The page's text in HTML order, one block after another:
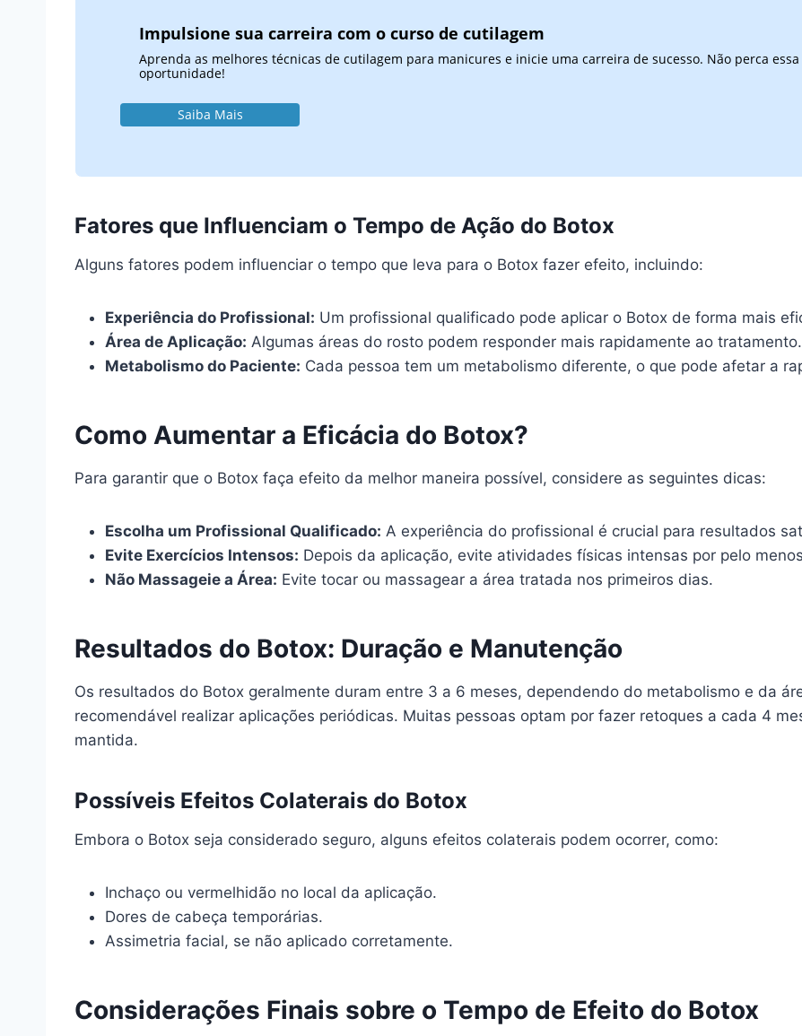
Impulsione sua carreira com o curso de cutilagem
Aprenda as melhores técnicas de cutilagem para manicures e inicie uma carreira de sucesso. Não perca essa
oportunidade!
Saiba Mais
Fatores que Influenciam o Tempo de Ação do Botox
Alguns fatores podem influenciar o tempo que leva para o Botox fazer efeito, incluindo:
Experiência do Profissional: Um profissional qualificado pode aplicar o Botox de forma mais
Área de Aplicação: Algumas áreas do rosto podem responder mais rapidamente ao tratamento.
Metabolismo do Paciente: Cada pessoa tem um metabolismo diferente, o que pode afetar a
Como Aumentar a Eficácia do Botox?
Para garantir que o Botox faça efeito da melhor maneira possível, considere as seguintes dicas:
Escolha um Profissional Qualificado: A experiência do profissional é crucial para resultados
Evite Exercícios Intensos: Depois da aplicação, evite atividades físicas intensas por pelo
Não Massageie a Área: Evite tocar ou massagear a área tratada nos primeiros dias.
Resultados do Botox: Duração e Manutenção
Os resultados do Botox geralmente duram entre 3 a 6 meses, dependendo do metabolismo e da
recomendável realizar aplicações periódicas. Muitas pessoas optam por fazer retoques a cada 4
mantida.
Possíveis Efeitos Colaterais do Botox
Embora o Botox seja considerado seguro, alguns efeitos colaterais podem ocorrer, como:
Inchaço ou vermelhidão no local da aplicação.
Dores de cabeça temporárias.
Assimetria facial, se não aplicado corretamente.
Considerações Finais sobre o Tempo de Efeito do Botox